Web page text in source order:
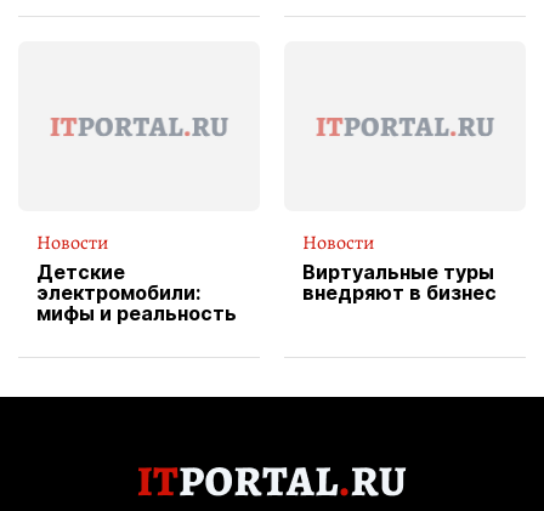
вводит
Новости
Детские
электромобили:
мифы и реальность
Новости
Виртуальные туры
внедряют в бизнес